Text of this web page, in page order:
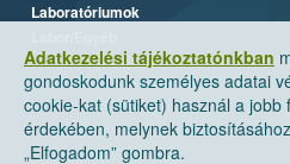
Adatkezelési tájékoztatónkban
gondoskodunk személyes adatai
cookie-kat (sütiket) használ a jobb
érdekében, melynek
„Elfogadom” gombra.
Laboratóriumok